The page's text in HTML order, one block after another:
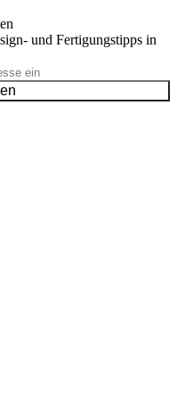
und Fertigungstipps in